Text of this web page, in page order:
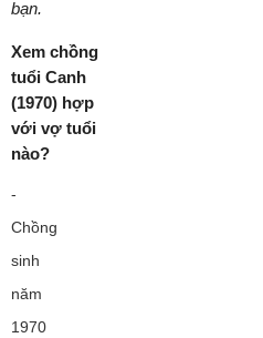
bạn.
Xem chồng
tuổi Canh
(1970) hợp
với vợ tuổi
nào?
-
Chồng
sinh
năm
1970